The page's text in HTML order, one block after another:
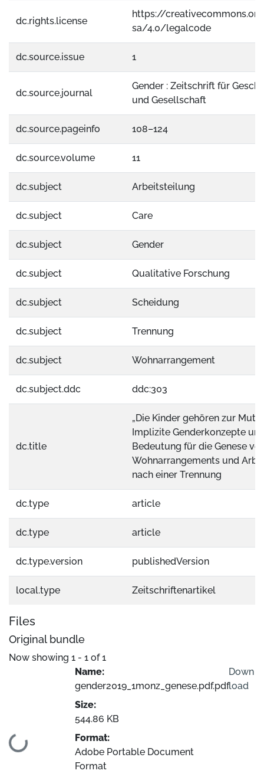
dc.rights.license
https://
sa/4.0/legalcode
dc.source.issue 1
dc.source.journal
Gender : Zeitschrift für
und Gesellschaft
dc.source.pageinfo 108–124
dc.source.volume 11
dc.subject Arbeitsteilung
dc.subject Care
dc.subject Gender
dc.subject Qualitative Forschung
dc.subject Scheidung
dc.subject Trennung
dc.subject Wohnarrangement
dc.subject.ddc ddc:303
dc.title
„Die Kinder gehören zur
Implizite Genderkonzepte
Bedeutung für die Genese
Wohnarrangements und
nach einer Trennung
dc.type article
dc.type article
dc.type.version publishedVersion
local.type Zeitschriftenartikel
Files
Original bundle
Now showing 1 - 1 of 1
Loading...
Name:
gender2019_1monz_genese.pdf.pdf
Size:
544.86 KB
Format:
Adobe Portable Document
Format
Down
load